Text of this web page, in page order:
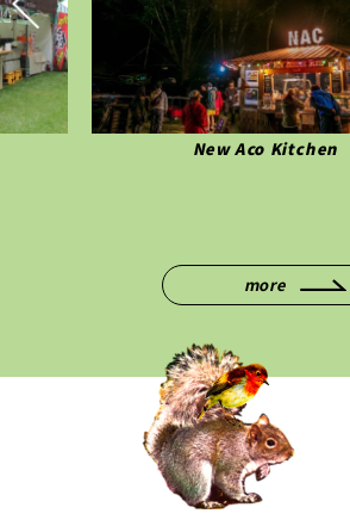
New Aco Kitchen
more